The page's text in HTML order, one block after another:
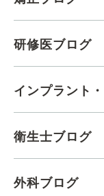
研修医ブログ
インプラント
衛生士ブログ
外科ブログ